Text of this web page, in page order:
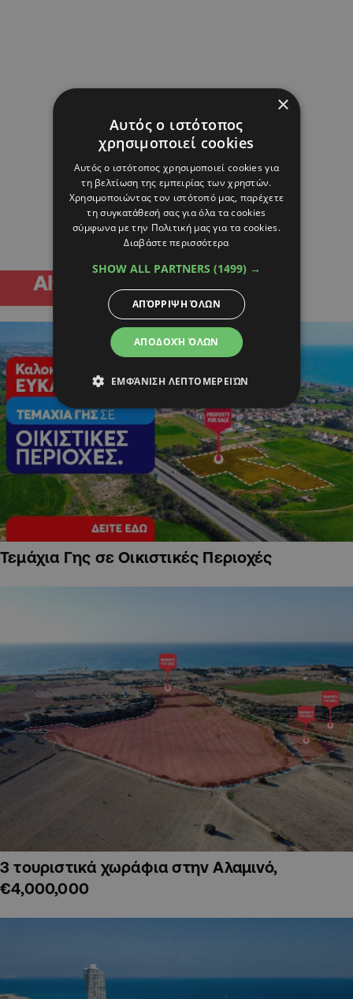
Τεμάχια Γης σε Οικιστικές Περιοχές
3 τουριστικά χωράφια στην Αλαμινό,
€4,000,000
×
Αυτός ο ιστότοπος
χρησιμοποιεί cookies
Αυτός ο ιστότοπος χρησιμοποιεί cookies για
τη βελτίωση της εμπειρίας των χρηστών.
Χρησιμοποιώντας τον ιστότοπό μας, παρέχετε
τη συγκατάθεσή σας για όλα τα cookies
σύμφωνα με την Πολιτική μας για τα cookies.
Διαβάστε περισσότερα
SHOW ALL PARTNERS (1499) →
ΑΠΟΔΟΧΉ ΌΛΩΝ
ΑΠΌΡΡΙΨΗ ΌΛΩΝ
ΕΜΦΆΝΙΣΗ ΛΕΠΤΟΜΕΡΕΙΏΝ